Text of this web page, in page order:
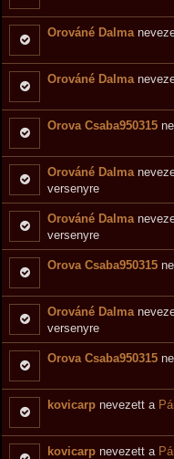
Orováné Dalma
Orováné Dalma
Orova Csaba950315
Orováné Dalma
versenyre
Orováné Dalma
versenyre
Orova Csaba950315
Orováné Dalma
versenyre
Orova Csaba950315
kovicarp nevezett a
kovicarp nevezett a